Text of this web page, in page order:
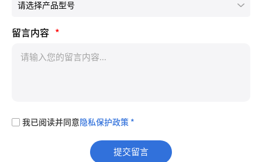
留言内容 *
我已阅读并同意 隐私保护政策 *